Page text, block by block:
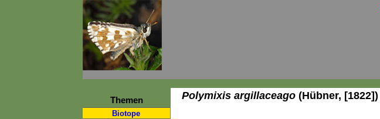
Themen
Biotope
Polymixis argillaceago(Hübner, [1822])